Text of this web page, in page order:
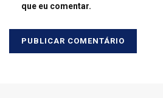
que eu comentar.